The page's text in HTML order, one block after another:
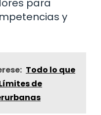
para
y
Todo lo que
de